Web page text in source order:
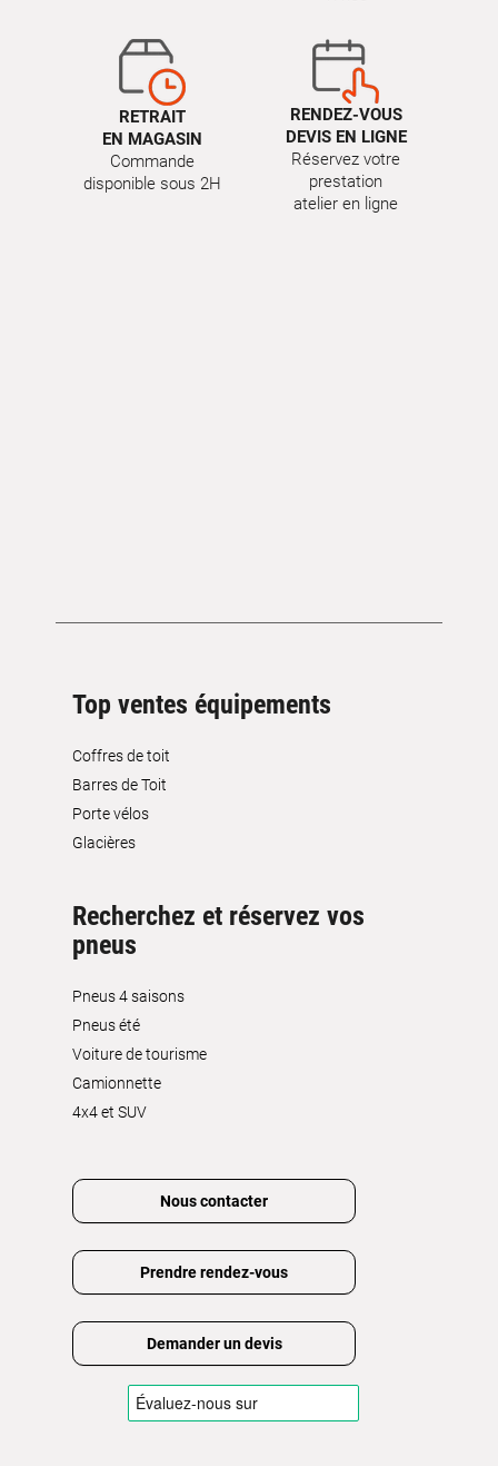
RETRAIT
EN MAGASIN
Commande
disponible sous 2H
RENDEZ-VOUS
DEVIS EN LIGNE
Réservez votre
prestation
atelier en ligne
Top ventes équipements
Coffres de toit
Barres de Toit
Porte vélos
Glacières
Recherchez et réservez vos
pneus
Pneus 4 saisons
Pneus été
Voiture de tourisme
Camionnette
4x4 et SUV
Nous contacter
Prendre rendez-vous
Demander un devis